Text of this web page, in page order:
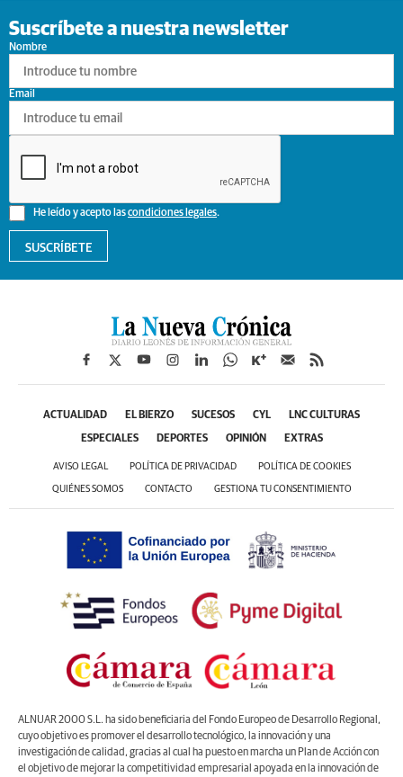
Suscríbete a nuestra newsletter
Nombre
He leído y acepto lascondiciones legales.
Email
SUSCRÍBETE
ACTUALIDAD EL BIERZO SUCESOS CYL LNC CULTURAS
ESPECIALES DEPORTES OPINIÓN EXTRAS
AVISO LEGAL POLÍTICA DE PRIVACIDAD POLÍTICA DE COOKIES
QUIÉNES SOMOS CONTACTO GESTIONA TU CONSENTIMIENTO
ALNUAR 2000 S.L. ha sido beneficiaria del Fondo Europeo de Desarrollo Regional,
cuyo objetivo es promover el desarrollo tecnológico, la innovación y una
investigación de calidad, gracias al cual ha puesto en marcha un Plan de Acción con
el objetivo de mejorar la competitividad empresarial apoyada en la innovación de